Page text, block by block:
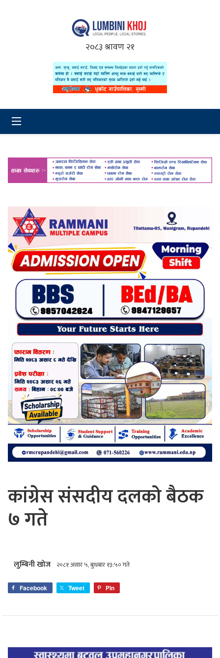
२०८३ श्रावण २१
कांग्रेस संसदीय दलको बैठक
७ गते
लुम्बिनी खोज २०८१ असार ५, बुधबार १३:५० गते
Facebook Tweet Pin